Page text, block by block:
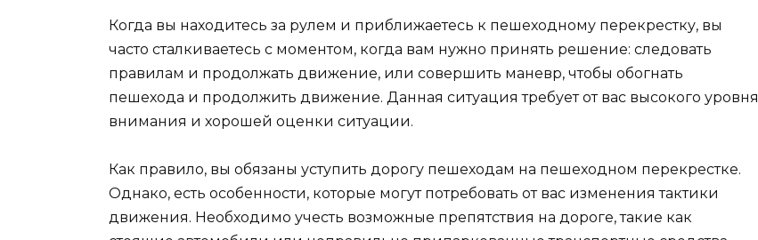
Когда вы находитесь за рулем и приближаетесь к пешеходному перекрестку, вы
часто сталкиваетесь с моментом, когда вам нужно принять решение: следовать
правилам и продолжать движение, или совершить маневр, чтобы обогнать
пешехода и продолжить движение. Данная ситуация требует от вас высокого уровня
внимания и хорошей оценки ситуации.
Как правило, вы обязаны уступить дорогу пешеходам на пешеходном перекрестке.
Однако, есть особенности, которые могут потребовать от вас изменения тактики
движения. Необходимо учесть возможные препятствия на дороге, такие как